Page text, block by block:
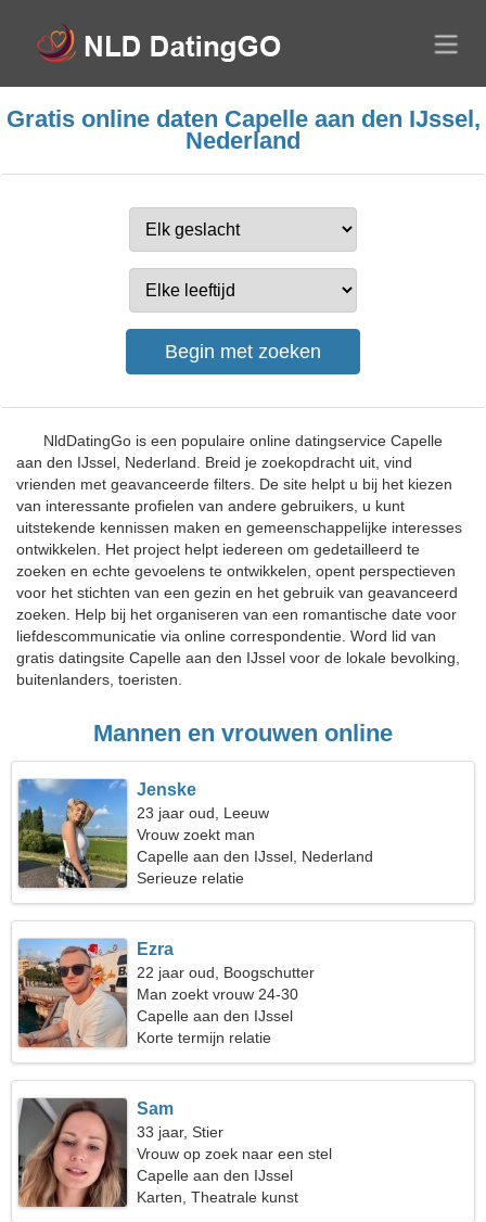
Gratis online daten Capelle aan den IJssel,
Nederland
NldDatingGo is een populaire online datingservice Capelle
aan den IJssel, Nederland. Breid je zoekopdracht uit, vind
vrienden met geavanceerde filters. De site helpt u bij het kiezen
van interessante profielen van andere gebruikers, u kunt
uitstekende kennissen maken en gemeenschappelijke interesses
ontwikkelen. Het project helpt iedereen om gedetailleerd te
zoeken en echte gevoelens te ontwikkelen, opent perspectieven
voor het stichten van een gezin en het gebruik van geavanceerd
zoeken. Help bij het organiseren van een romantische date voor
liefdescommunicatie via online correspondentie. Word lid van
gratis datingsite Capelle aan den IJssel voor de lokale bevolking,
buitenlanders, toeristen.
Mannen en vrouwen online
Jenske
23 jaar oud, Leeuw
Vrouw zoekt man
Capelle aan den IJssel, Nederland
Serieuze relatie
Ezra
22 jaar oud, Boogschutter
Man zoekt vrouw 24-30
Capelle aan den IJssel
Korte termijn relatie
Sam
33 jaar, Stier
Vrouw op zoek naar een stel
Capelle aan den IJssel
Karten, Theatrale kunst